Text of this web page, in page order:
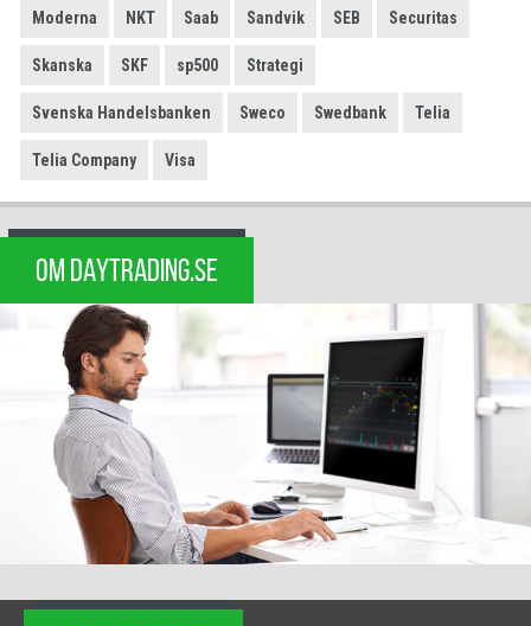
Moderna NKT Saab Sandvik SEB Securitas
Skanska SKF sp500 Strategi
Svenska Handelsbanken Sweco Swedbank Telia
Telia Company Visa
OM DAYTRADING.SE